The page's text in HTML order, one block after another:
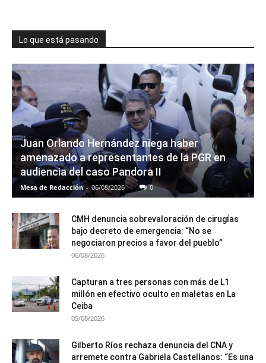
Lo que está pasando
Juan Orlando Hernández niega haber
amenazado a representantes de la PGR en
audiencia del caso Pandora II
Mesa de Redacción - 06/08/2026 0
CMH denuncia sobrevaloración de cirugías
bajo decreto de emergencia: “No se
negociaron precios a favor del pueblo”
06/08/2026
Capturan a tres personas con más de L1
millón en efectivo oculto en maletas en La
Ceiba
05/08/2026
Gilberto Ríos rechaza denuncia del CNA y
arremete contra Gabriela Castellanos: “Es una